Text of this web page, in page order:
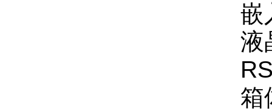
嵌入
液
RS-
箱